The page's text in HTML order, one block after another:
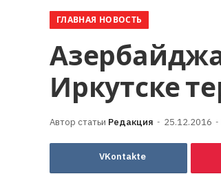
ГЛАВНАЯ НОВОСТЬ
Иркутске
Редакция 25.12.2016
VKontakte